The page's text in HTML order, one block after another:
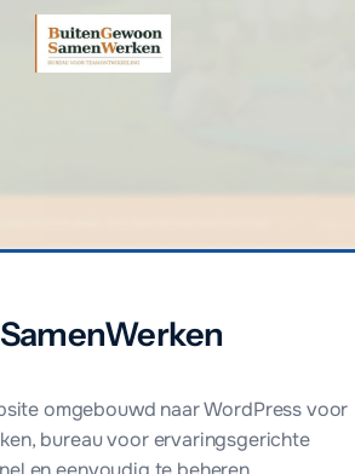
omgebouwd naar WordPress voor
bureau voor ervaringsgerichte